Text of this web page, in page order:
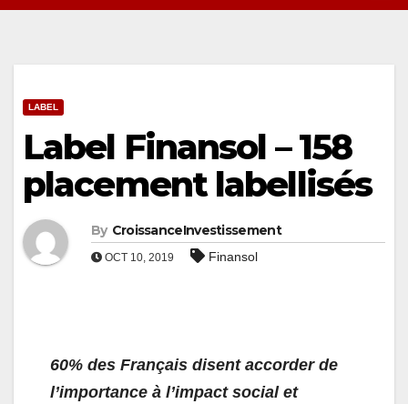
LABEL
Label Finansol – 158
placement labellisés
By CroissanceInvestissement
OCT 10, 2019 Finansol
60% des Français disent accorder de
l’importance à l’impact social et